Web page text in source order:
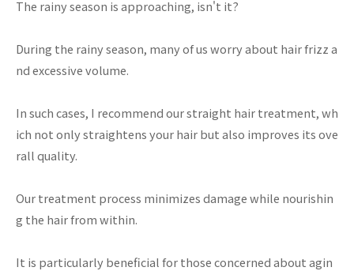
The rainy season is approaching, isn't it?
During the rainy season, many of us worry about hair frizz a
nd excessive volume.
In such cases, I recommend our straight hair treatment, wh
ich not only straightens your hair but also improves its ove
rall quality.
Our treatment process minimizes damage while nourishin
g the hair from within.
It is particularly beneficial for those concerned about agin